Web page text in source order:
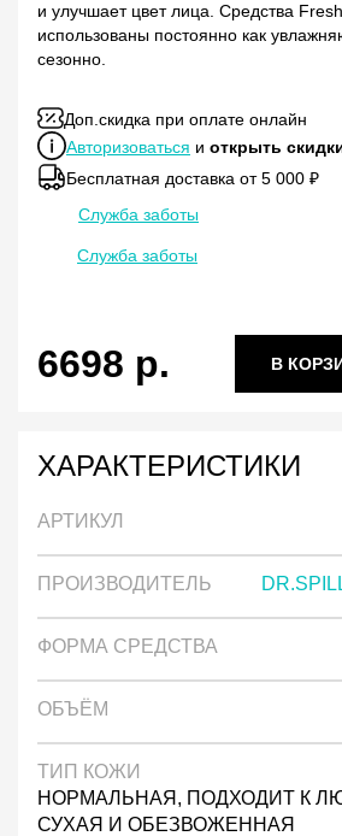
и улучшает цвет лица. Средства
использованы постоянно как
сезонно.
Доп.скидка при оплате онлайн
Авторизоваться и открыть
Бесплатная доставка от 5 000 ₽
Служба заботы
Служба заботы
6698 р. В
ХАРАКТЕРИСТИКИ
АРТИКУЛ
ПРОИЗВОДИТЕЛЬ
ФОРМА СРЕДСТВА
ОБЪЁМ
ТИП КОЖИ
НОРМАЛЬНАЯ, ПОДХОДИТ К
СУХАЯ И ОБЕЗВОЖЕННАЯ